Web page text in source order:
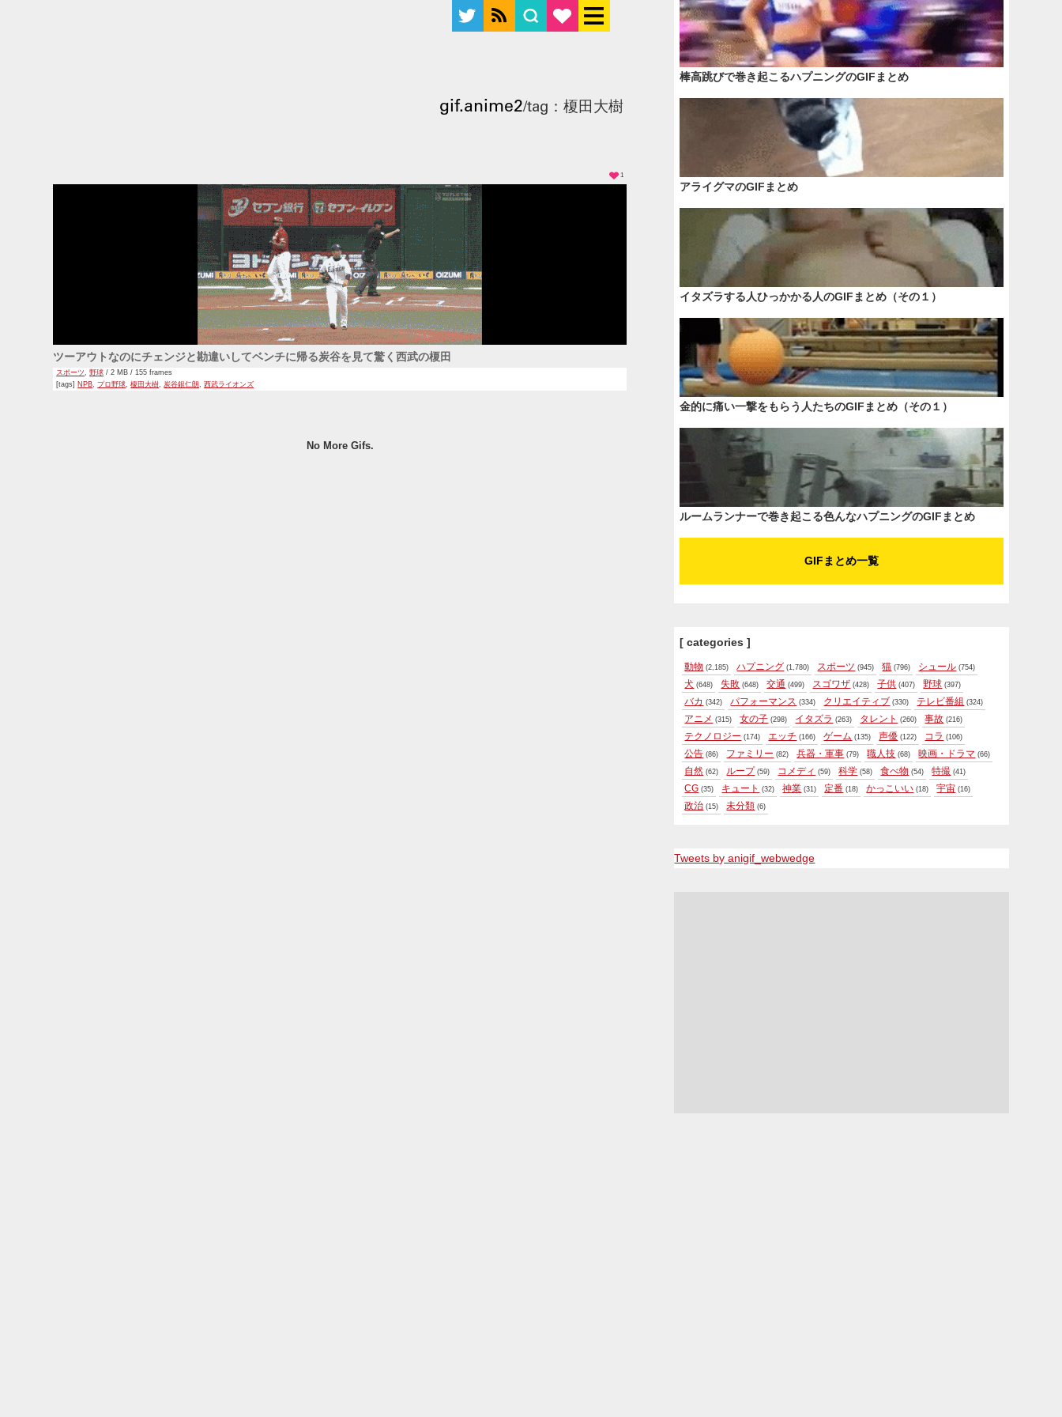
gif.anime2/tag：榎田大樹
ツーアウトなのにチェンジと勘違いしてベンチに帰る炭谷を見て驚く西武の榎田
スポーツ,野球 / 2 MB / 155 frames
[tags] NPB,プロ野球,榎田大樹,炭谷銀仁朗,西武ライオンズ
1
No More Gifs.
棒高跳びで巻き起こるハプニングのGIFまとめ
アライグマのGIFまとめ
イタズラする人ひっかかる人のGIFまとめ（その１）
金的に痛い一撃をもらう人たちのGIFまとめ（その１）
ルームランナーで巻き起こる色んなハプニングのGIFまとめ
GIFまとめ一覧
[ categories ]
動物 (2,185) ハプニング (1,780) スポーツ (945) 猫 (796) シュール (754)
犬 (648) 失敗 (648) 交通 (499) スゴワザ (428) 子供 (407) 野球 (397)
バカ (342) パフォーマンス (334) クリエイティブ (330) テレビ番組 (324)
アニメ (315) 女の子 (298) イタズラ (263) タレント (260) 事故 (216)
テクノロジー (174) エッチ (166) ゲーム (135) 声優 (122) コラ (106)
公告 (86) ファミリー (82) 兵器・軍事 (79) 職人技 (68) 映画・ドラマ (66)
自然 (62) ループ (59) コメディ (59) 科学 (58) 食べ物 (54) 特撮 (41)
CG (35) キュート (32) 神業 (31) 定番 (18) かっこいい (18) 宇宙 (16)
政治 (15) 未分類 (6)
Tweets by anigif_webwedge